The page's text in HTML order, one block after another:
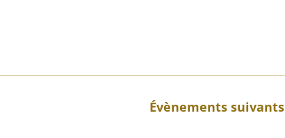
Évènements suivants